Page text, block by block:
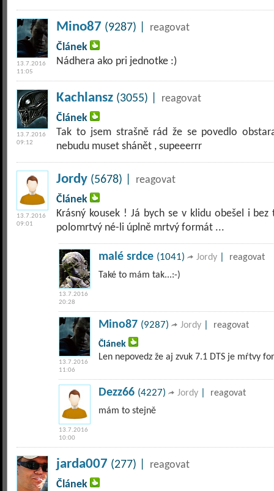
13.7.2016
11:05
Mino87 (9287) |
reagovat
Článek
Nádhera ako pri jednotke :)
13.7.2016
09:12
Kachlansz (3055) |
reagovat
Článek
Tak to jsem strašně rád že se povedlo
nebudu muset shánět , supeeerrr
13.7.2016
09:01
Jordy (5678) |
reagovat
Článek
Krásný kousek ! Já bych se v klidu obešel i
polomrtvý né-li úplně mrtvý formát ...
13.7.2016
20:28
malé srdce (1041) Jordy
reagovat
Také to mám tak...:-)
13.7.2016
11:06
Mino87 (9287) Jordy
reagovat
Článek
Len nepovedz že aj zvuk 7.1 DTS je mŕtvy
13.7.2016
10:00
Dezz66 (4227) Jordy
reagovat
mám to stejně
jarda007 (277) |
reagovat
Článek